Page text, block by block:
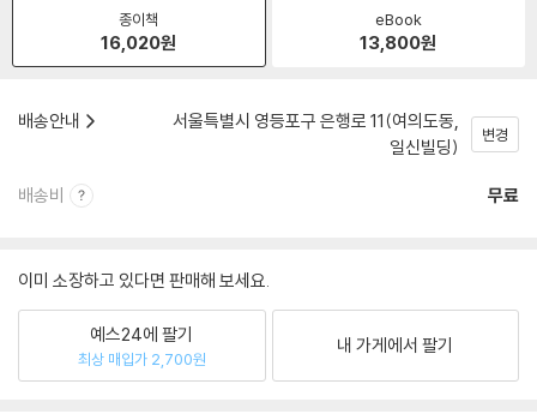
종이책
16,020원
eBook
13,800원
배송안내
서울특별시 영등포구 은행로 11(여의도동,
일신빌딩)
변경
배송비 무료
이미 소장하고 있다면 판매해 보세요.
예스24에 팔기
최상 매입가 2,700원
내 가게에서 팔기